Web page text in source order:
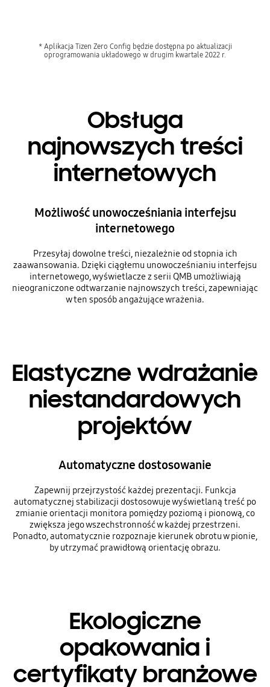
* Aplikacja Tizen Zero Config będzie dostępna po aktualizacji
oprogramowania układowego w drugim kwartale 2022 r.
Obsługa
najnowszych treści
internetowych
Możliwość unowocześniania interfejsu
internetowego
Przesyłaj dowolne treści, niezależnie od stopnia ich
zaawansowania. Dzięki ciągłemu unowocześnianiu interfejsu
internetowego, wyświetlacze z serii QMB umożliwiają
nieograniczone odtwarzanie najnowszych treści, zapewniając
w ten sposób angażujące wrażenia.
Elastyczne wdrażanie
niestandardowych
projektów
Automatyczne dostosowanie
Zapewnij przejrzystość każdej prezentacji. Funkcja
automatycznej stabilizacji dostosowuje wyświetlaną treść po
zmianie orientacji monitora pomiędzy poziomą i pionową, co
zwiększa jego wszechstronność w każdej przestrzeni.
Ponadto, automatycznie rozpoznaje kierunek obrotu w pionie,
by utrzymać prawidłową orientację obrazu.
Ekologiczne
opakowania i
certyfikaty branżowe